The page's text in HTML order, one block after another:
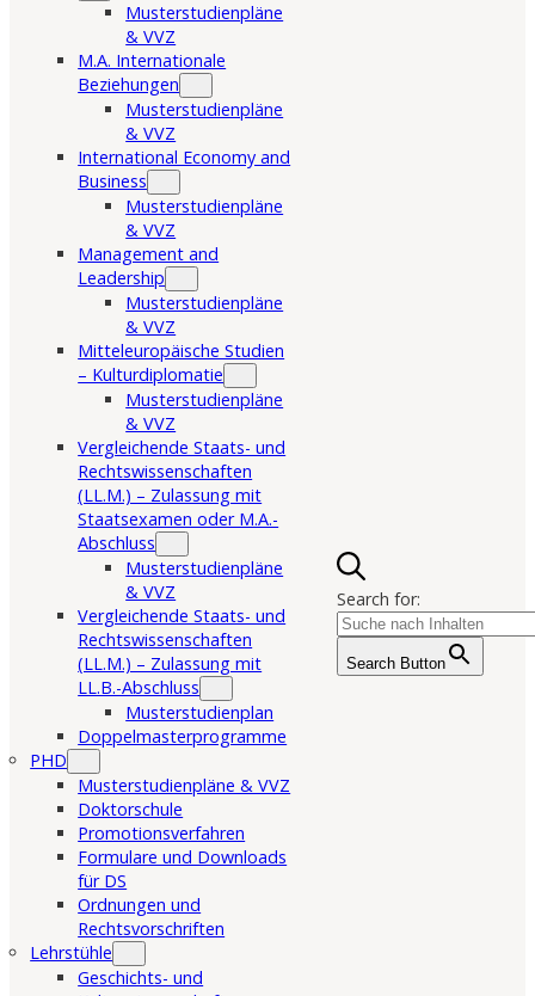
Musterstudienpläne
& VVZ
M.A. Internationale
Beziehungen
Musterstudienpläne
& VVZ
International Economy and
Business
Musterstudienpläne
& VVZ
Management and
Leadership
Musterstudienpläne
& VVZ
Mitteleuropäische Studien
– Kulturdiplomatie
Musterstudienpläne
& VVZ
Vergleichende Staats- und
Rechtswissenschaften
(LL.M.) – Zulassung mit
Staatsexamen oder M.A.-
Abschluss
Musterstudienpläne
& VVZ
Vergleichende Staats- und
Rechtswissenschaften
(LL.M.) – Zulassung mit
LL.B.-Abschluss
Musterstudienplan
Doppelmasterprogramme
PHD
Musterstudienpläne & VVZ
Doktorschule
Promotionsverfahren
Formulare und Downloads
für DS
Ordnungen und
Rechtsvorschriften
Lehrstühle
Geschichts- und
Search for:
Search Button